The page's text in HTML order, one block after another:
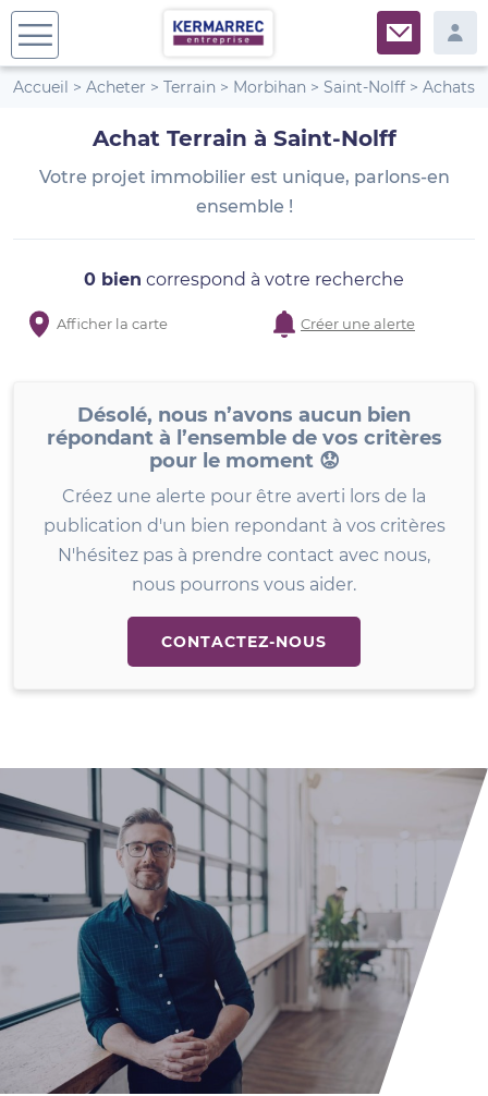
Accueil > Acheter > Terrain > Morbihan > Saint-Nolff > Achats
Achat Terrain à Saint-Nolff
Votre projet immobilier est unique, parlons-en
ensemble !
0 bien correspond à votre recherche
Afficher la carte Créer une alerte
Désolé, nous n’avons aucun bien
répondant à l’ensemble de vos critères
pour le moment 😟
Créez une alerte pour être averti lors de la
publication d'un bien repondant à vos critères
N'hésitez pas à prendre contact avec nous,
nous pourrons vous aider.
CONTACTEZ-NOUS